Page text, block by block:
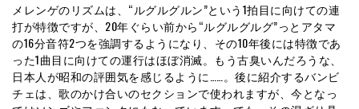
メレンゲのリズムは、“ルグルグルン”という1拍目に向けての連
打が特徴ですが、20年ぐらい前から“ルグルグルグ”っとアタマ
の16分音符2つを強調するようになり、その10年後には特徴であ
った1曲目に向けての運行はほぼ消滅。もう古臭いんだろうな、
日本人が昭和の評囲気を感じるように……。後に紹介するバンビ
チェは、歌のかけ合いのセクションで使われますが、今となっ